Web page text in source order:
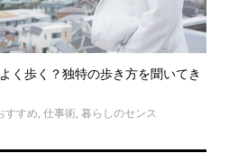
く歩く？独特の歩き方を聞いてき
すすめ, 仕事術, 暮らしのセンス